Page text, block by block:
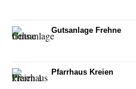
Gutsanlage Frehne
Pfarrhaus Kreien